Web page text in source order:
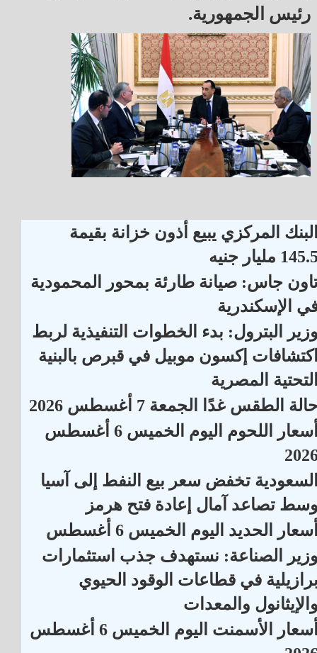
رئيس الجمهورية.
المركزي يبيع أذون خزانة بقيمة
مليار جنيه
جاس: صيانة طارئة بمحور المحمودية
الإسكندرية
البترول: بدء الخطوات التنفيذية لربط
إكسون موبيل في قبرص بالبنية
المصرية
الطقس غدًا الجمعة 7 أغسطس 2026
أسعار اللحوم اليوم الخميس 6 أغسطس
تخفض سعر بيع النفط إلى آسيا
تصاعد آمال إعادة فتح هرمز
الحديد اليوم الخميس 6 أغسطس
الصناعة: نستهدف جذب استثمارات
في قطاعات الوقود الحيوي
والمعدات
أسعار الأسمنت اليوم الخميس 6 أغسطس